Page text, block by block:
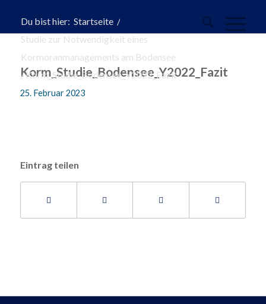
Du bist hier: Startseite /
Studie zur Notwendigkeit eines
Kormoranmanagements am Bodensee
/Korm_Studie_Bodensee_Y2022_Fazit
Korm_Studie_Bodensee_Y2022_Fazit
25. Februar 2023
Eintrag teilen